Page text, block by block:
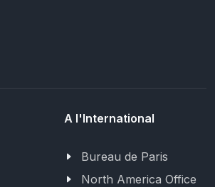
A l'International
Bureau de Paris
North America Office